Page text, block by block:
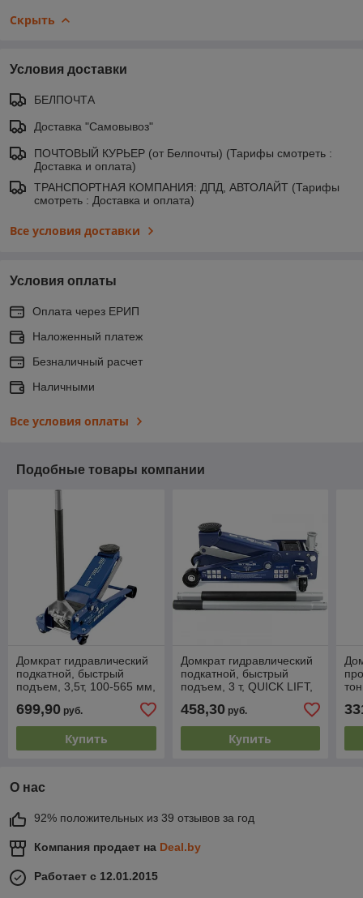
Скрыть
Условия доставки
БЕЛПОЧТА
Доставка "Самовывоз"
ПОЧТОВЫЙ КУРЬЕР (от Белпочты) (Тарифы смотреть :
Доставка и оплата)
ТРАНСПОРТНАЯ КОМПАНИЯ: ДПД, АВТОЛАЙТ (Тарифы
смотреть : Доставка и оплата)
Все условия доставки
Условия оплаты
Оплата через ЕРИП
Наложенный платеж
Безналичный расчет
Наличными
Все условия оплаты
Подобные товары компании
Домкрат гидравлический
подкатной, быстрый
подъем, 3,5т, 100-565 мм,
STELS
699,90 руб.
Купить
Домкрат гидравлический
подкатной, быстрый
подъем, 3 т, QUICK LIFT,
профессиональный
STELS
458,30руб.
Купить
О нас
92% положительных из 39 отзывов за год
Компания продает на Deal.by
Работает с 12.01.2015